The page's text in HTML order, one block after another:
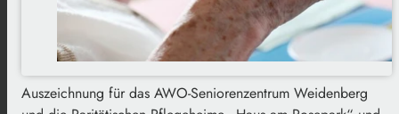
Auszeichnung für das AWO-Seniorenzentrum Weidenberg